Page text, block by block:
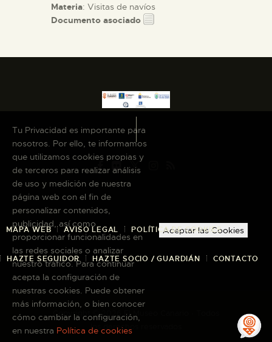
Materia: Visitas de navíos
Documento asociado
MAPA WEB AVISO LEGAL POLÍTICA DE COOKIES
HAZTE SEGUIDOR HAZTE SOCIO / GUARDIÁN CONTACTO
Copyright © 2026 El Museo Canario · Todos
los derechos reservados
Tu Privacidad es importante para
nosotros. Por ello, te informamos
que utilizamos cookies propias y
de terceros para realizar análisis
de uso y medición de nuestra
página web con el fin de
personalizar contenidos,
publicidad, así como
proporcionar funcionalidades en
las redes sociales o analizar
nuestro tráfico. Para continuar
acepta la configuración de
nuestras cookies. Puede obtener
más información, o bien conocer
cómo cambiar la configuración,
en nuestra Política de cookies
Aceptar las Cookies